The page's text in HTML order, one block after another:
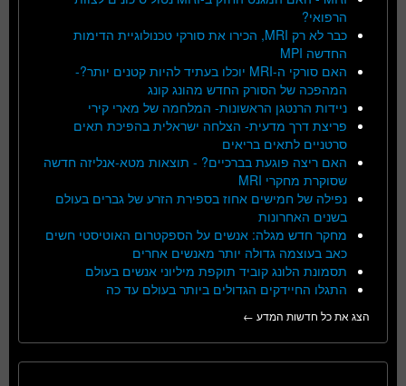
הרפואי?
כבר לא רק MRI, הכירו את סורקי טכנולוגיית הדימות
החדשה MPI
האם סורקי ה-MRI יוכלו בעתיד להיות קטנים יותר?-
המהפכה של הסורק החדש מהונג קונג
ניידות הרנטגן הראשונות- המלחמה של מארי קירי
פריצת דרך מדעית- הצלחה ישראלית בהפיכת תאים
סרטניים לתאים בריאים
האם ריצה פוגעת בברכיים? - תוצאות מטא-אנליזה חדשה
שסוקרת מחקרי MRI
נפילה של חמישים אחוז בספירת הזרע של גברים בעולם
בשנים האחרונות
מחקר חדש מגלה: אנשים על הספקטרום האוטיסטי חשים
כאב בעוצמה גדולה יותר מאנשים אחרים
תסמונת הלונג קוביד תוקפת מיליוני אנשים בעולם
התגלו החיידקים הגדולים ביותר בעולם עד כה
הצג את כל חדשות המדע ←